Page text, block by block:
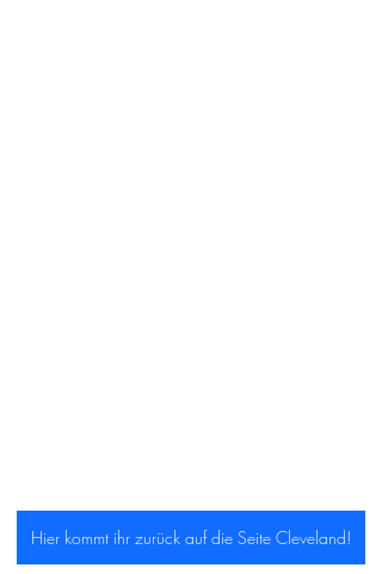
Hier kommt ihr zurück auf die Seite Cleveland!